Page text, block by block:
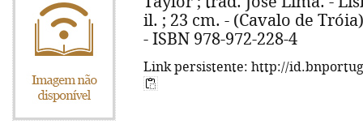
il. ; 23 cm. - (Cavalo de
- ISBN 978-972-228-4
Link persistente: http://